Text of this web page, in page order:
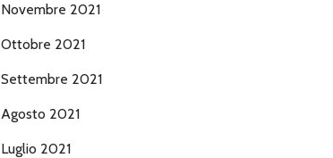
Novembre 2021
Ottobre 2021
Settembre 2021
Agosto 2021
Luglio 2021